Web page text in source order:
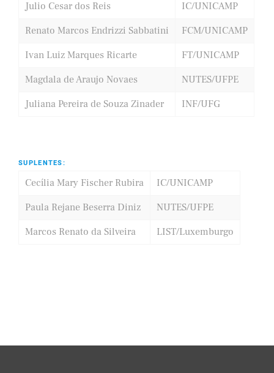
Julio Cesar dos Reis
IC/UNICAMP
Renato Marcos Endrizzi Sabbatini
FCM/UNICAMP
Ivan Luiz Marques Ricarte
FT/UNICAMP
Magdala de Araujo Novaes
NUTES/UFPE
Juliana Pereira de Souza Zinader
INF/UFG
SUPLENTES:
Cecília Mary Fischer Rubira
IC/UNICAMP
Paula Rejane Beserra Diniz
NUTES/UFPE
Marcos Renato da Silveira
LIST/Luxemburgo